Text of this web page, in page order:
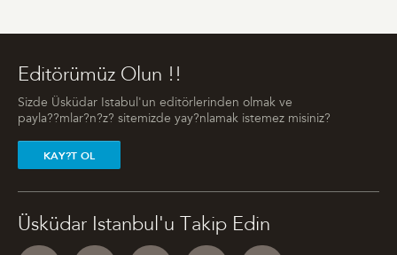
Editörümüz Olun !!
Sizde Üsküdar Istabul'un editörlerinden olmak ve
payla??mlar?n?z? sitemizde yay?nlamak istemez misiniz?
KAY?T OL
Üsküdar Istanbul'u Takip Edin